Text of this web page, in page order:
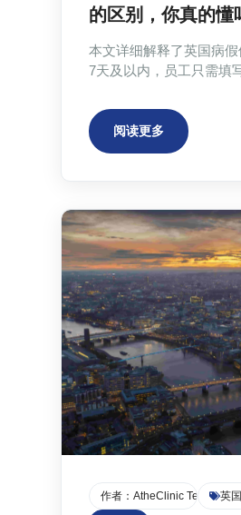
的区别，你真的懂
本文详细解释了英国病
7天及以内，员工只需填
Note。文章剖析了Fit
适合工作/可能适合工作
GP获取Fit Note面临预约
Note的现代解决方案。
阅读更多
作者： AtheClinic Team 英